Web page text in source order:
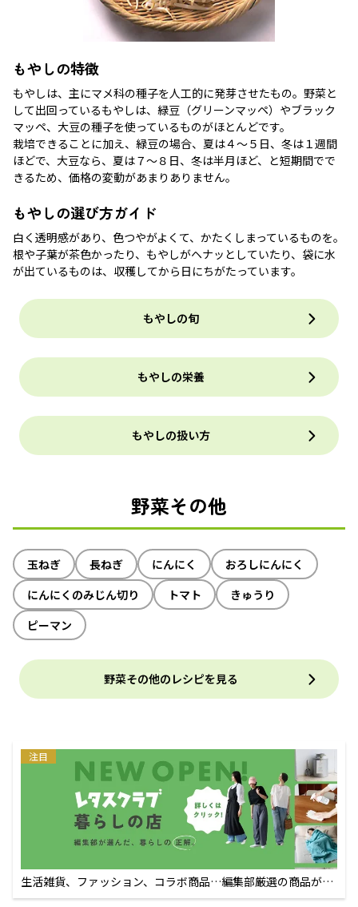
もやしの特徴
もやしは、主にマメ科の種子を人工的に発芽させたもの。野菜と
して出回っているもやしは、緑豆（グリーンマッペ）やブラック
マッペ、大豆の種子を使っているものがほとんどです。
栽培できることに加え、緑豆の場合、夏は４〜５日、冬は１週間
ほどで、大豆なら、夏は７〜８日、冬は半月ほど、と短期間でで
きるため、価格の変動があまりありません。
もやしの選び方ガイド
白く透明感があり、色つやがよくて、かたくしまっているものを。
根や子葉が茶色かったり、もやしがヘナッとしていたり、袋に水
が出ているものは、収穫してから日にちがたっています。
もやしの旬
もやしの栄養
もやしの扱い方
野菜その他
玉ねぎ 長ねぎ にんにく
おろしにんにく
にんにくのみじん切り
トマト
きゅうり
ピーマン
野菜その他のレシピを見る
注目
生活雑貨、ファッション、コラボ商品…編集部厳選の商品が買
えるECサイト